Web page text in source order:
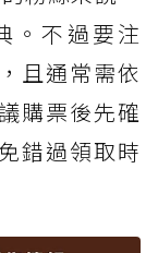
。不過要注
且通常需依
購票後先確
錯過領取時